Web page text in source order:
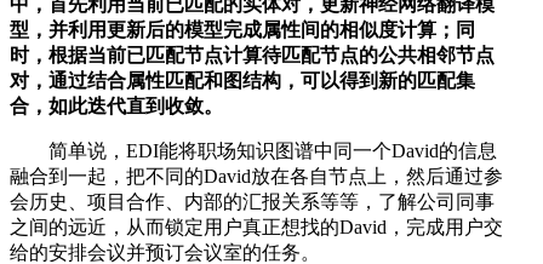
型，并利用更新后的模型完成属性间的相似度计算；同
时，根据当前已匹配节点计算待匹配节点的公共相邻节点
对，通过结合属性匹配和图结构，可以得到新的匹配集
合，如此迭代直到收敛。
简单说，EDI能将职场知识图谱中同一个David的信息
融合到一起，把不同的David放在各自节点上，然后通过参
会历史、项目合作、内部的汇报关系等等，了解公司同事
之间的远近，从而锁定用户真正想找的David，完成用户交
给的安排会议并预订会议室的任务。